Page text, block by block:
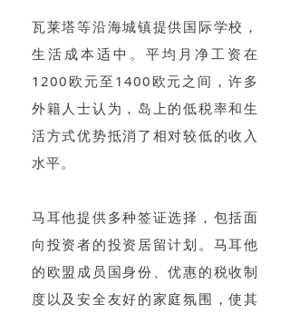
瓦莱塔等沿海城镇提供国际学校，
生活成本适中。平均月净工资在
1200欧元至1400欧元之间，许多
外籍人士认为，岛上的低税率和生
活方式优势抵消了相对较低的收入
水平。
马耳他提供多种签证选择，包括面
向投资者的投资居留计划。马耳他
的欧盟成员国身份、优惠的税收制
度以及安全友好的家庭氛围，使其